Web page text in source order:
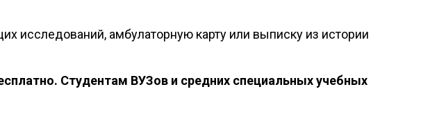
амбулаторную карту или выписку из истории
Студентам ВУЗов и средних специальных учебных